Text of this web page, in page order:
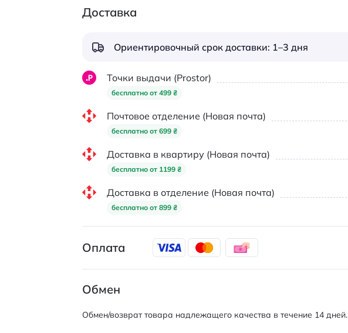
Доставка
Ориентировочный срок доставки: 1–3 дня
Точки выдачи (Prostor)
бесплатно от 499 ₴
Почтовое отделение (Новая почта)
бесплатно от 699 ₴
Доставка в квартиру (Новая почта)
бесплатно от 1199 ₴
Доставка в отделение (Новая почта)
бесплатно от 899 ₴
Оплата
Обмен
Обмен/возврат товара надлежащего качества в течение 14 дней.